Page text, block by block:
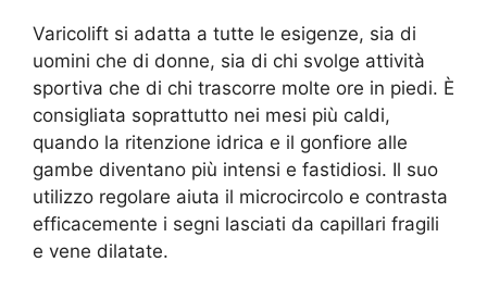
Varicolift si adatta a tutte le esigenze, sia di
uomini che di donne, sia di chi svolge attività
sportiva che di chi trascorre molte ore in piedi. È
consigliata soprattutto nei mesi più caldi,
quando la ritenzione idrica e il gonfiore alle
gambe diventano più intensi e fastidiosi. Il suo
utilizzo regolare aiuta il microcircolo e contrasta
efficacemente i segni lasciati da capillari fragili
e vene dilatate.